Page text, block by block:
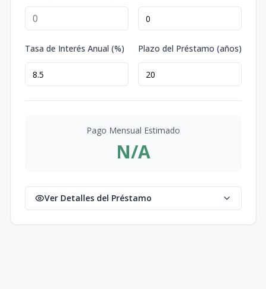
Tasa de Interés Anual (%) Plazo del Préstamo (años)
Pago Mensual Estimado
N/A
Ver Detalles del Préstamo